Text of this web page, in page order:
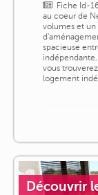
Fiche Id-
au coeur de
volumes et
spacieuse
indépendante,
vous
logement
Découvrir